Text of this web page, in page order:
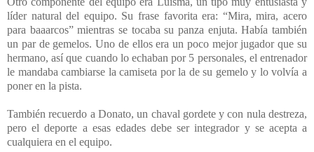
líder natural del equipo. Su frase favorita era: “Mira, mira, acero
para baaarcos” mientras se tocaba su panza enjuta. Había también
un par de gemelos. Uno de ellos era un poco mejor jugador que su
hermano, así que cuando lo echaban por 5 personales, el entrenador
le mandaba cambiarse la camiseta por la de su gemelo y lo volvía a
poner en la pista.
También recuerdo a Donato, un chaval gordete y con nula destreza,
pero el deporte a esas edades debe ser integrador y se acepta a
cualquiera en el equipo.